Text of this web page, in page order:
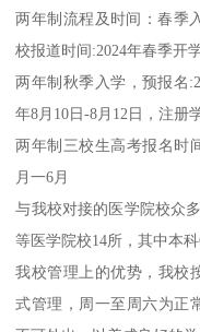
两年制流程及时间：春季
校报道时间:2024年春季开
两年制秋季入学，预报名
年8月10日-8月12日，注册
两年制三校生高考报名时
月一6月
与我校对接的医学院校众
等医学院校14所，其中本
我校管理上的优势，我校
式管理，周一至周六为正